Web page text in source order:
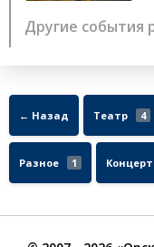
Другие события
← Назад Театр 4
Разное 1